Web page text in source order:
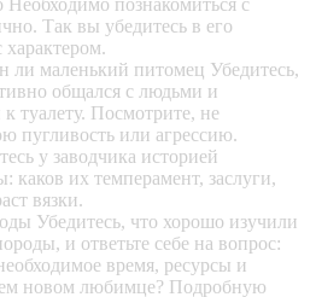
Необходимо познакомиться с
Так вы убедитесь в его
характером.
ли маленький питомец Убедитесь,
общался с людьми и
туалету. Посмотрите, не
пугливость или агрессию.
у заводчика историей
каков их темперамент, заслуги,
вязки.
Убедитесь, что хорошо изучили
и ответьте себе на вопрос:
время, ресурсы и
новом любимце? Подробную